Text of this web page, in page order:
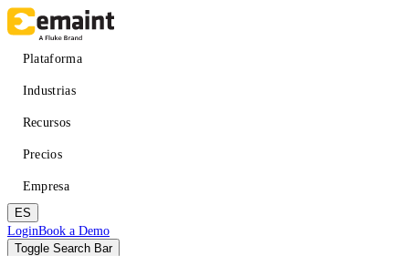
Pasar
al
principal
Main
navigation
Plataforma
Industrias
Recursos
Precios
Empresa
ES
Header
CTA
LoginBook a Demo
Toggle Search Bar